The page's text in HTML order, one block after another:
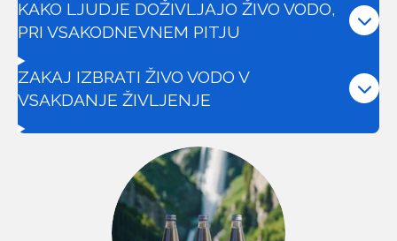
KAKO LJUDJE DOŽIVLJAJO ŽIVO VODO,
PRI VSAKODNEVNEM PITJU
ZAKAJ IZBRATI ŽIVO VODO V
VSAKDANJE ŽIVLJENJE